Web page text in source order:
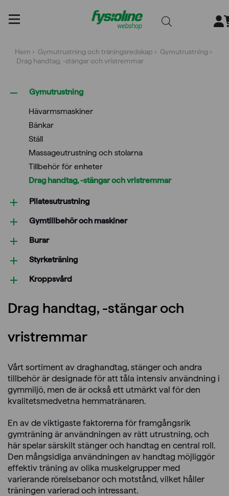
innehållet
Hem › Gymutrustning och träningsredskap › Gymutrustning ›
Drag handtag, -stängar och vristremmar
Gymutrustning
Hävarmsmaskiner
Bänkar
Ställ
Massageutrustning och stolarna
Tillbehör för enheter
Drag handtag, -stängar och vristremmar
Pilatesutrustning
Gymtillbehör och maskiner
Burar
Styrketräning
Kroppsvård
Drag handtag, -stängar och
vristremmar
Vårt sortiment av draghandtag, stänger och andra
tillbehör är designade för att tåla intensiv användning i
gymmiljö, men de är också ett utmärkt val för den
kvalitetsmedvetna hemmatränaren.
En av de viktigaste faktorerna för framgångsrik
gymträning är användningen av rätt utrustning, och
här spelar särskilt stänger och handtag en central roll.
Den mångsidiga användningen av handtag möjliggör
effektiv träning av olika muskelgrupper med
varierande rörelsebanor och motstånd, vilket håller
träningen varierad och intressant.